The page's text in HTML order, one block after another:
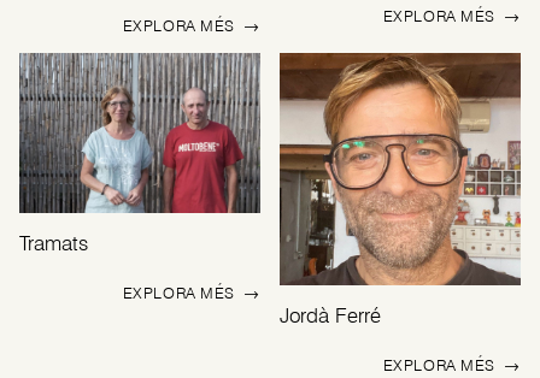
EXPLORA MÉS → EXPLORA MÉS →
Tramats
EXPLORA MÉS →
Jordà Ferré
EXPLORA MÉS →